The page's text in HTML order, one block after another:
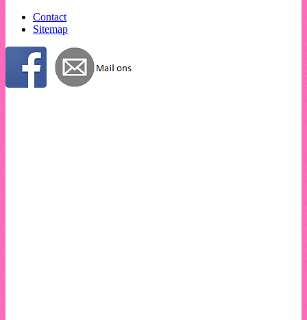
Contact
Sitemap